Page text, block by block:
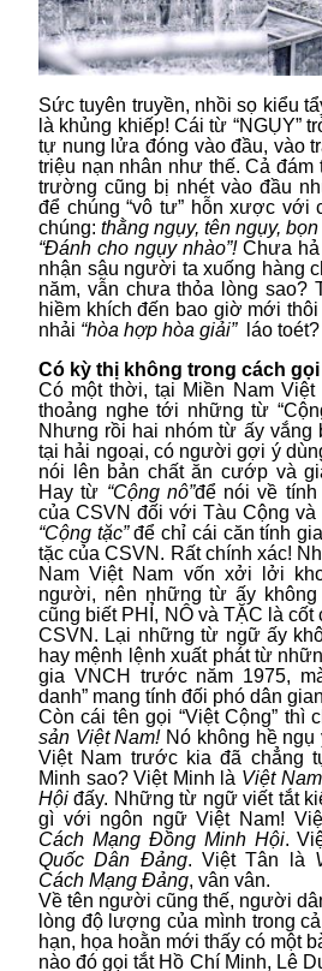
Sức tuyên truyền, nhồi sọ kiểu
là khủng khiếp! Cái từ “NGỤY”
tự nung lửa đóng vào đầu, vào
triệu nạn nhân như thế. Cả
trường cũng bị nhét vào đầu
để chúng “vô tư” hỗn xược với
chúng: thằng ngụy, tên ngụy, bọn
“Đánh cho ngụy nhào”!Chưa hả
nhận sâu người ta xuống hàng
năm, vẫn chưa thỏa lòng sao?
hiềm khích đến bao giờ mới
nhải “hòa hợp hòa giải”láo toét?
Có kỳ thị không trong cách gọi
Có một thời, tại Miền Nam
thoảng nghe tới những từ
Nhưng rồi hai nhóm từ ấy vắng
tại hải ngoại, có người gợi ý
nói lên bản chất ăn cướp và
Hay từ “Cộng nô”để nói về
của CSVN đối với Tàu Cộng
“Cộng tặc”để chỉ cái căn tính
tặc của CSVN. Rất chính xác!
Nam Việt Nam vốn xởi lởi
người, nên những từ ấy
cũng biết PHỈ, NÔ và TẶC là cốt
CSVN. Lại những từ ngữ ấy
hay mệnh lệnh xuất phát từ
gia VNCH trước năm 1975,
danh” mang tính đối phó dân
Còn cái tên gọi “Việt Cộng” thì
sản Việt Nam!Nó không hề ngụ
Việt Nam trước kia đã chẳng
Minh sao? Việt Minh là Việt
Hộiđấy. Những từ ngữ viết tắt
gì với ngôn ngữ Việt Nam!
Cách Mạng Đồng Minh Hội.
Quốc Dân Đảng. Việt Tân là
Cách Mạng Đảng, vân vân.
Về tên người cũng thế, người
lòng độ lượng của mình trong
hạn, họa hoằn mới thấy có một
nào đó gọi tắt Hồ Chí Minh, Lê